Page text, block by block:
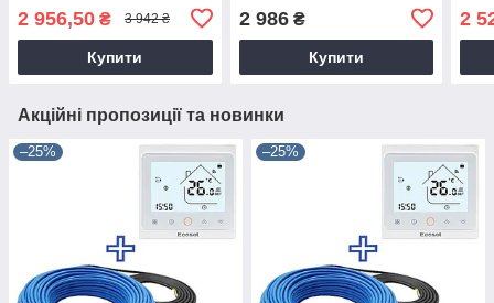
2 956,50 ₴ 3 942 ₴
Купити
2 986₴
Купити
2
Акційні пропозиції та новинки
–25% –25%